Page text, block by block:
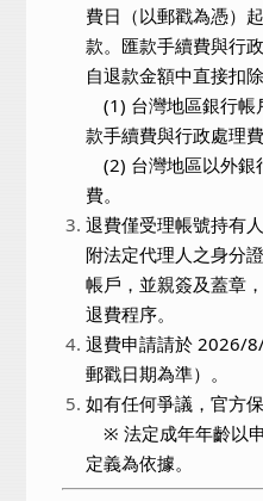
費日（以郵戳為憑）
款。匯款手續費與行
自退款金額中直接扣除
(1) 台灣地區銀行帳
款手續費與行政處理費
(2) 台灣地區以外銀
費。
退費僅受理帳號持有
附法定代理人之身分
帳戶，並親簽及蓋章
退費程序。
退費申請請於 2026/
郵戳日期為準）。
如有任何爭議，官方
※ 法定成年年齡以
定義為依據。